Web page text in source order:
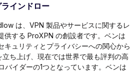
インドロー
は、VPN 製品やサービスに関するレ
供する ProXPN の創設者です。ベンは
キュリティとプライバシーへの関心から
ち上げ、現在では世界で最も評判の高
バイダーの1つとなっています。ベンは